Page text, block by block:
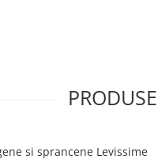
si sprancene Levissime